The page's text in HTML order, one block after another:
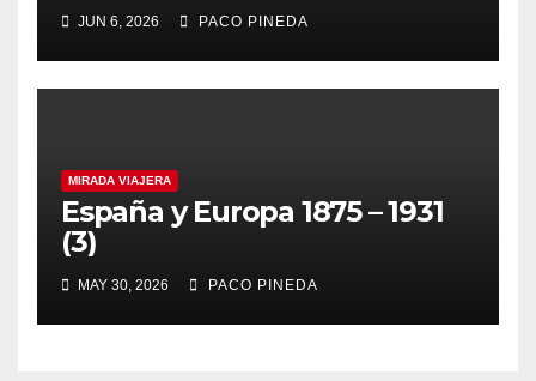
JUN 6, 2026 PACO PINEDA
MIRADA VIAJERA
España y Europa 1875 – 1931
(3)
MAY 30, 2026 PACO PINEDA